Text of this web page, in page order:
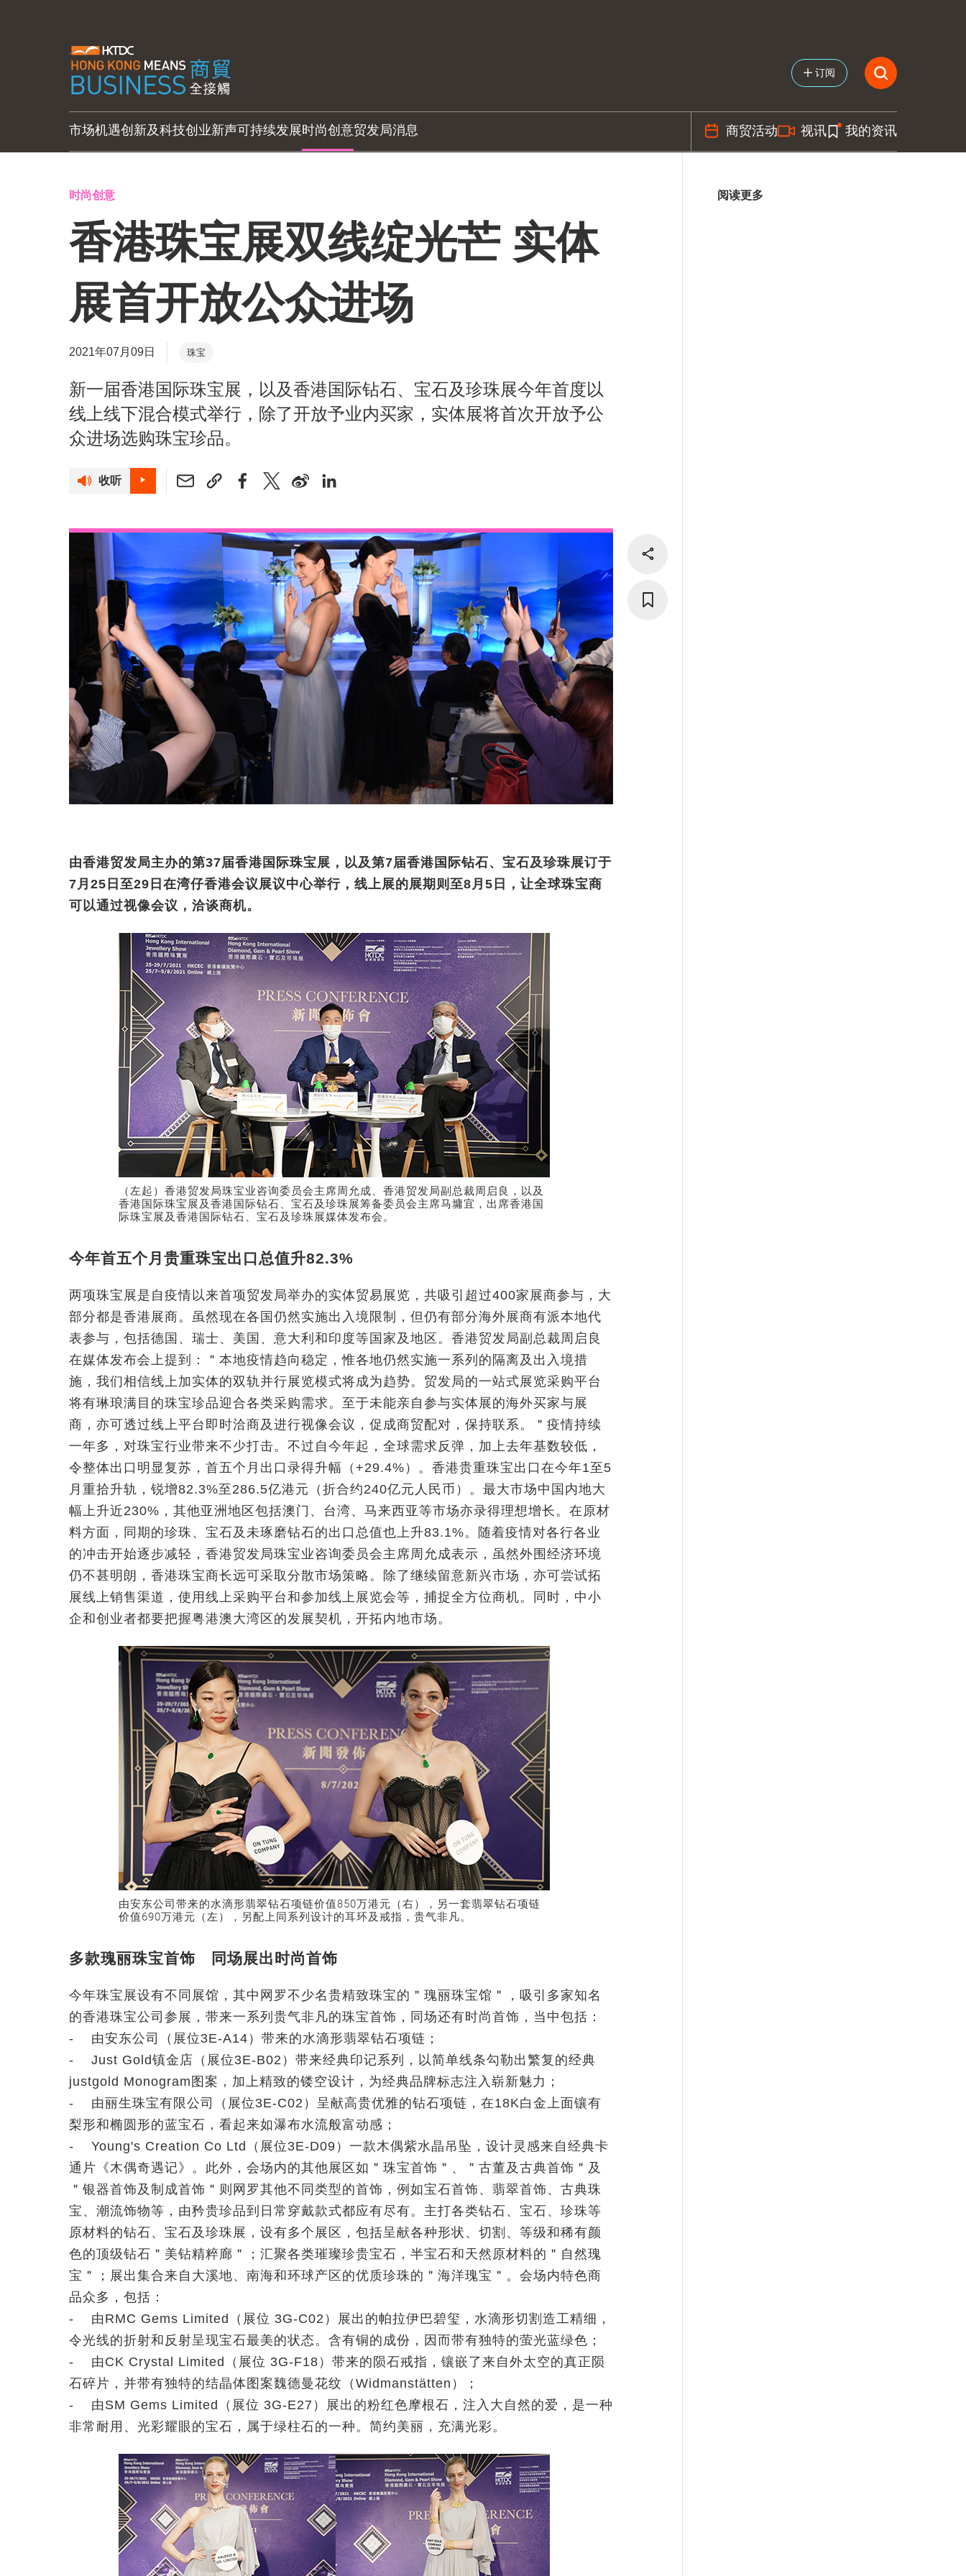
订阅
市场机遇创新及科技创业新声可持续发展时尚创意贸发局消息 商贸活动 视讯 我的资讯
时尚创意
香港珠宝展双线绽光芒 实体
展首开放公众进场
2021年07月09日 珠宝
新一届香港国际珠宝展，以及香港国际钻石、宝石及珍珠展今年首度以
线上线下混合模式举行，除了开放予业内买家，实体展将首次开放予公
众进场选购珠宝珍品。
收听
由香港贸发局主办的第37届香港国际珠宝展，以及第7届香港国际钻石、宝石及珍珠展订于
7月25日至29日在湾仔香港会议展议中心举行，线上展的展期则至8月5日，让全球珠宝商
可以通过视像会议，洽谈商机。
（左起）香港贸发局珠宝业咨询委员会主席周允成、香港贸发局副总裁周启良，以及
香港国际珠宝展及香港国际钻石、宝石及珍珠展筹备委员会主席马墉宜，出席香港国
际珠宝展及香港国际钻石、宝石及珍珠展媒体发布会。
今年首五个月贵重珠宝出口总值升82.3%
两项珠宝展是自疫情以来首项贸发局举办的实体贸易展览，共吸引超过400家展商参与，大
部分都是香港展商。虽然现在各国仍然实施出入境限制，但仍有部分海外展商有派本地代
表参与，包括德国、瑞士、美国、意大利和印度等国家及地区。香港贸发局副总裁周启良
在媒体发布会上提到：＂本地疫情趋向稳定，惟各地仍然实施一系列的隔离及出入境措
施，我们相信线上加实体的双轨并行展览模式将成为趋势。贸发局的一站式展览采购平台
将有琳琅满目的珠宝珍品迎合各类采购需求。至于未能亲自参与实体展的海外买家与展
商，亦可透过线上平台即时洽商及进行视像会议，促成商贸配对，保持联系。＂疫情持续
一年多，对珠宝行业带来不少打击。不过自今年起，全球需求反弹，加上去年基数较低，
令整体出口明显复苏，首五个月出口录得升幅（+29.4%）。香港贵重珠宝出口在今年1至5
月重拾升轨，锐增82.3%至286.5亿港元（折合约240亿元人民币）。最大市场中国内地大
幅上升近230%，其他亚洲地区包括澳门、台湾、马来西亚等市场亦录得理想增长。在原材
料方面，同期的珍珠、宝石及未琢磨钻石的出口总值也上升83.1%。随着疫情对各行各业
的冲击开始逐步减轻，香港贸发局珠宝业咨询委员会主席周允成表示，虽然外围经济环境
仍不甚明朗，香港珠宝商长远可采取分散市场策略。除了继续留意新兴市场，亦可尝试拓
展线上销售渠道，使用线上采购平台和参加线上展览会等，捕捉全方位商机。同时，中小
企和创业者都要把握粤港澳大湾区的发展契机，开拓内地市场。
由安东公司带来的水滴形翡翠钻石项链价值850万港元（右），另一套翡翠钻石项链
价值690万港元（左），另配上同系列设计的耳环及戒指，贵气非凡。
多款瑰丽珠宝首饰 同场展出时尚首饰
今年珠宝展设有不同展馆，其中网罗不少名贵精致珠宝的＂瑰丽珠宝馆＂，吸引多家知名
的香港珠宝公司参展，带来一系列贵气非凡的珠宝首饰，同场还有时尚首饰，当中包括：
- 由安东公司（展位3E-A14）带来的水滴形翡翠钻石项链；
- Just Gold镇金店（展位3E-B02）带来经典印记系列，以简单线条勾勒出繁复的经典
justgold Monogram图案，加上精致的镂空设计，为经典品牌标志注入崭新魅力；
- 由丽生珠宝有限公司（展位3E-C02）呈献高贵优雅的钻石项链，在18K白金上面镶有
梨形和椭圆形的蓝宝石，看起来如瀑布水流般富动感；
- Young's Creation Co Ltd（展位3E-D09）一款木偶紫水晶吊坠，设计灵感来自经典卡
通片《木偶奇遇记》。此外，会场内的其他展区如＂珠宝首饰＂、＂古董及古典首饰＂及
＂银器首饰及制成首饰＂则网罗其他不同类型的首饰，例如宝石首饰、翡翠首饰、古典珠
宝、潮流饰物等，由矜贵珍品到日常穿戴款式都应有尽有。主打各类钻石、宝石、珍珠等
原材料的钻石、宝石及珍珠展，设有多个展区，包括呈献各种形状、切割、等级和稀有颜
色的顶级钻石＂美钻精粹廊＂；汇聚各类璀璨珍贵宝石，半宝石和天然原材料的＂自然瑰
宝＂；展出集合来自大溪地、南海和环球产区的优质珍珠的＂海洋瑰宝＂。会场内特色商
品众多，包括：
- 由RMC Gems Limited（展位 3G-C02）展出的帕拉伊巴碧玺，水滴形切割造工精细，
令光线的折射和反射呈现宝石最美的状态。含有铜的成份，因而带有独特的萤光蓝绿色；
- 由CK Crystal Limited（展位 3G-F18）带来的陨石戒指，镶嵌了来自外太空的真正陨
石碎片，并带有独特的结晶体图案魏德曼花纹（Widmanstätten）；
- 由SM Gems Limited（展位 3G-E27）展出的粉红色摩根石，注入大自然的爱，是一种
非常耐用、光彩耀眼的宝石，属于绿柱石的一种。简约美丽，充满光彩。
阅读更多